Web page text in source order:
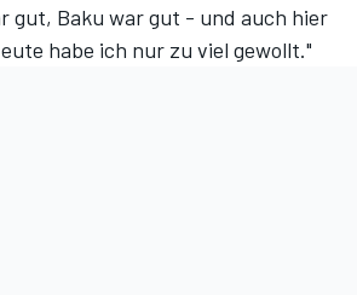
gut, Baku war gut - und auch hier
habe ich nur zu viel gewollt."